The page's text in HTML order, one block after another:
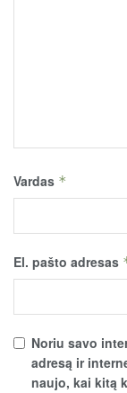
Vardas *
El. pašto adresas
Noriu savo
adresą ir
naujo, kai kitą